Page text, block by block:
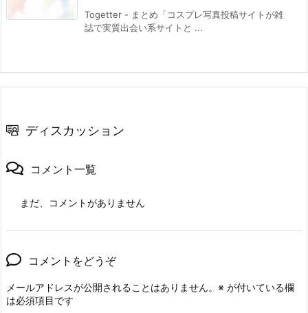
Togetter - まとめ「コスプレ写真投稿サイトが雑
誌で実質出会い系サイトと ...
ディスカッション
コメント一覧
まだ、コメントがありません
コメントをどうぞ
メールアドレスが公開されることはありません。 ※ が付いている欄
は必須項目です